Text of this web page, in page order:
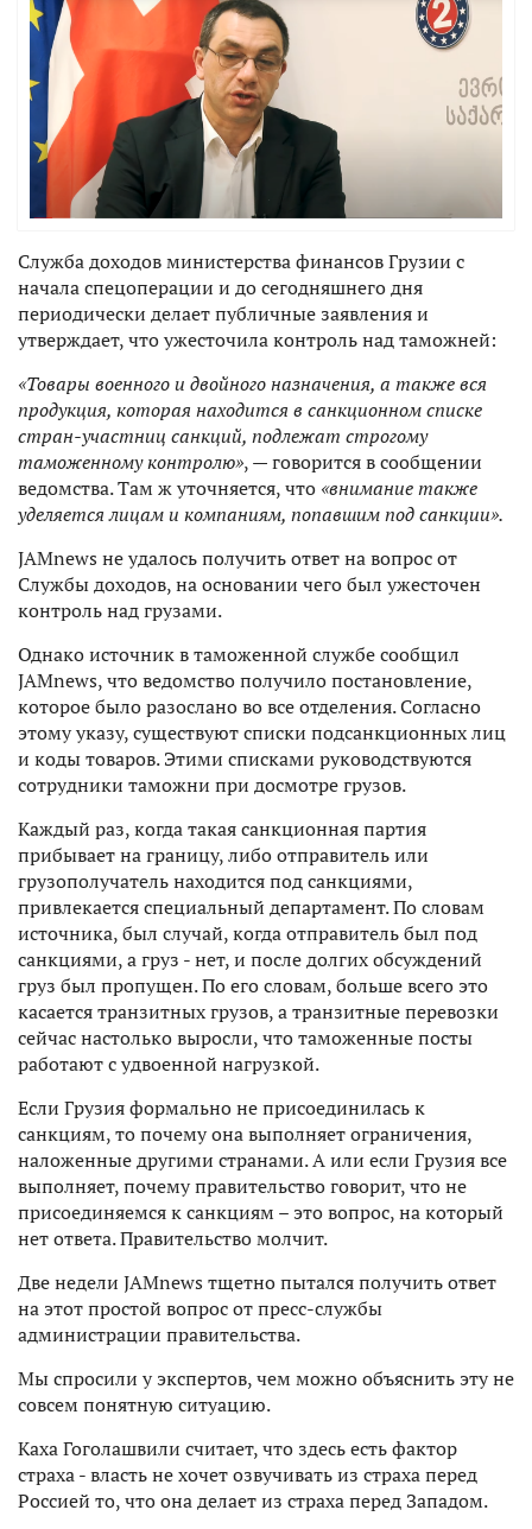
Служба доходов министерства финансов Грузии с
начала спецоперации и до сегодняшнего дня
периодически делает публичные заявления и
утверждает, что ужесточила контроль над таможней:
«Товары военного и двойного назначения, а также вся
продукция, которая находится в санкционном списке
стран-участниц санкций, подлежат строгому
таможенному контролю», — говорится в сообщении
ведомства. Там ж уточняется, что «внимание также
уделяется лицам и компаниям, попавшим под санкции».
JAMnews не удалось получить ответ на вопрос от
Службы доходов, на основании чего был ужесточен
контроль над грузами.
Однако источник в таможенной службе сообщил
JAMnews, что ведомство получило постановление,
которое было разослано во все отделения. Согласно
этому указу, существуют списки подсанкционных лиц
и коды товаров. Этими списками руководствуются
сотрудники таможни при досмотре грузов.
Каждый раз, когда такая санкционная партия
прибывает на границу, либо отправитель или
грузополучатель находится под санкциями,
привлекается специальный департамент. По словам
источника, был случай, когда отправитель был под
санкциями, а груз - нет, и после долгих обсуждений
груз был пропущен. По его словам, больше всего это
касается транзитных грузов, а транзитные перевозки
сейчас настолько выросли, что таможенные посты
работают с удвоенной нагрузкой.
Если Грузия формально не присоединилась к
санкциям, то почему она выполняет ограничения,
наложенные другими странами. А или если Грузия все
выполняет, почему правительство говорит, что не
присоединяемся к санкциям – это вопрос, на который
нет ответа. Правительство молчит.
Две недели JAMnews тщетно пытался получить ответ
на этот простой вопрос от пресс-службы
администрации правительства.
Мы спросили у экспертов, чем можно объяснить эту не
совсем понятную ситуацию.
Каха Гоголашвили считает, что здесь есть фактор
страха - власть не хочет озвучивать из страха перед
Россией то, что она делает из страха перед Западом.